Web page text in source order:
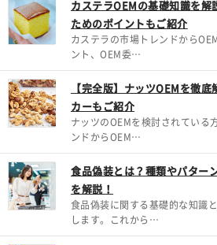
カステラOEMの基礎知識を
ためのポイントもご紹介
カステラの市場トレンドから
ント、OEM委…
【完全版】ナッツOEMを徹
カーもご紹介
ナッツのOEMを検討されている
ンドからOEM…
食品偽装とは？種類やパター
を解説！
食品偽装に関する基礎的な知識
します。これから…